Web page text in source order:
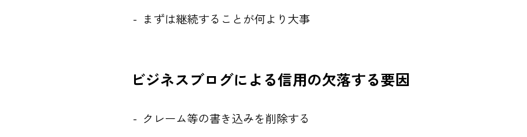
まずは継続することが何より大事
ビジネスブログによる信用の欠落する要因
クレーム等の書き込みを削除する